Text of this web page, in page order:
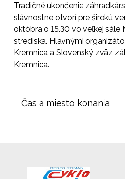
Tradičné ukončenie
slávnostne otvorí pre širokú
októbra o 15.30 vo veľkej sále
strediska. Hlavnými
Kremnica a Slovenský zväz
Kremnica.
Čas a miesto konania